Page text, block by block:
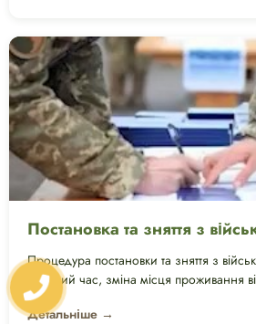
Постановка та зняття з
Процедура постановки та зняття з
воєнний час, зміна місця проживання
Детальніше →